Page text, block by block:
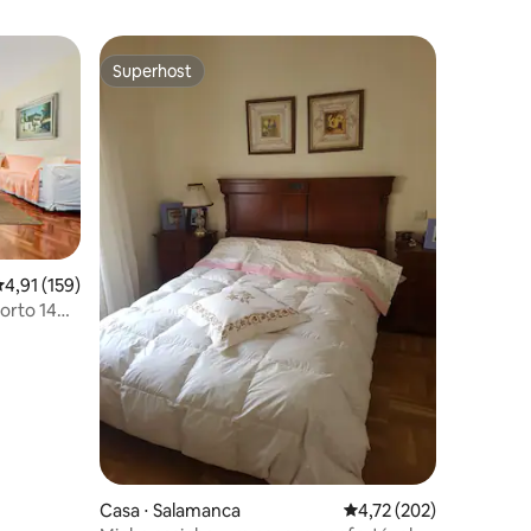
de uma avaliação média de 5, 159 avaliações
4,91 (159)
14
Superhost
Superhost
Casa ⋅ Salamanca 4,72 de uma avaliação
4,72 (202)